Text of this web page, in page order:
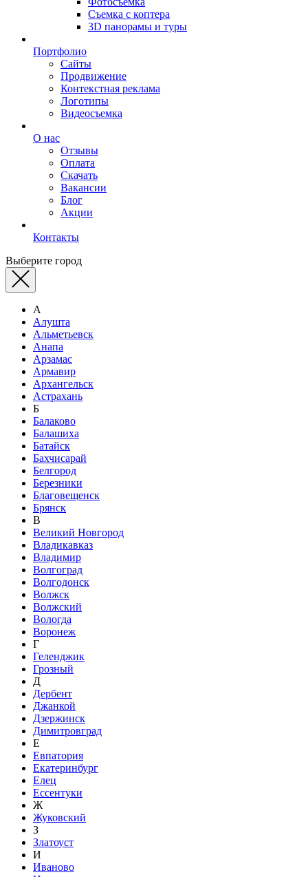
Съемка с коптера
3D панорамы и туры
Портфолио
Сайты
Продвижение
Контекстная реклама
Логотипы
Видеосъемка
О нас
Отзывы
Оплата
Скачать
Вакансии
Блог
Акции
Контакты
Выберите город
А
Алушта
Альметьевск
Анапа
Арзамас
Армавир
Архангельск
Астрахань
Б
Балаково
Балашиха
Батайск
Бахчисарай
Белгород
Березники
Благовещенск
Брянск
В
Великий Новгород
Владикавказ
Владимир
Волгоград
Волгодонск
Волжск
Волжский
Вологда
Воронеж
Г
Геленджик
Грозный
Д
Дербент
Джанкой
Дзержинск
Димитровград
Е
Евпатория
Екатеринбург
Елец
Ессентуки
Ж
Жуковский
З
Златоуст
И
Иваново